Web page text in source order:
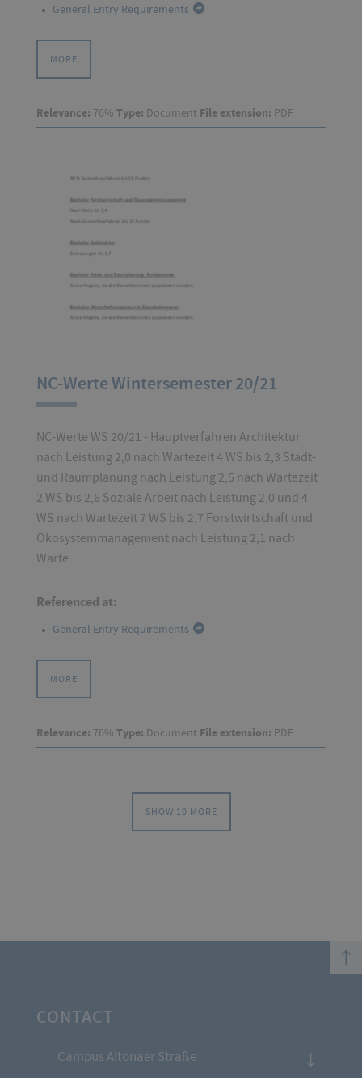
General Entry Requirements
MORE
Relevance: 76% Type: Document File extension: PDF
NC-Werte Wintersemester 20/21
NC-Werte WS 20/21 - Hauptverfahren Architektur
nach Leistung 2,0 nach Wartezeit 4 WS bis 2,3 Stadt-
und Raumplanung nach Leistung 2,5 nach Wartezeit
2 WS bis 2,6 Soziale Arbeit nach Leistung 2,0 und 4
WS nach Wartezeit 7 WS bis 2,7 Forstwirtschaft und
Ökosystemmanagement nach Leistung 2,1 nach
Warte
Referenced at:
General Entry Requirements
MORE
Relevance: 76% Type: Document File extension: PDF
SHOW 10 MORE
top
CONTACT
Campus Altonaer Straße